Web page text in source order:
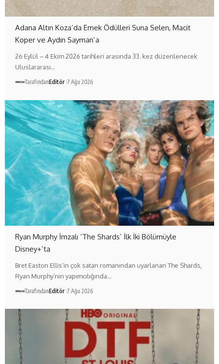
Adana Altın Koza’da Emek Ödülleri Suna Selen, Macit
Koper ve Aydın Sayman’a
26 Eylül – 4 Ekim 2026 tarihleri arasında 33. kez düzenlenecek
Uluslararası…
TarafındanEditör 7 Ağu 2026
Ryan Murphy İmzalı ‘The Shards’ İlk İki Bölümüyle
Disney+’ta
Bret Easton Ellis’in çok satan romanından uyarlanan The Shards,
Ryan Murphy’nin yapımcılığında…
TarafındanEditör 7 Ağu 2026